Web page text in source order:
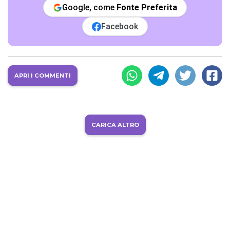
Google, come Fonte Preferita
Facebook
APRI I COMMENTI
CARICA ALTRO